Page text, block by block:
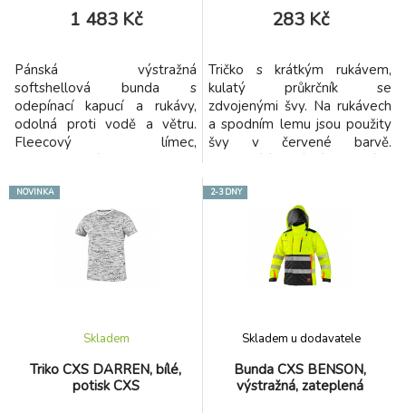
1 483 Kč
Pánská výstražná
softshellová bunda s
odepínací kapucí a rukávy,
odolná proti vodě a větru.
Fleecový límec,
manžety s otvorem na prst,
náprsní a boční kapsy na zip, v
pravé náprsní kapse
odnímatelné pouzdro na ID
kartu, segmentované reflexní
pásky, kontrastní HV červené
dolním okraji, TPU membrána,
odolnost materiálu proti
průniku vody 8000 mm mimo
oblast švů, paropropustnost
283 Kč
Tričko s krátkým rukávem,
kulatý průkrčník se
zdvojenými švy. Na rukávech
a spodním lemu jsou použity
švy v červené barvě.
označeno logem naší
obchodní značky na rukávu a
v bočním švu všitým štítkem.
Látka je celoplošně potištěna
s finální silikonovou úpravou
materiálu, která zajišťuje vyšší
omezuje žmolkovatění.
NOVINKA
Triko CXS DARREN, bílé,
potisk CXS
Skladem
2-3 DNY
Bunda CXS BENSON,
výstražná, zateplená
Skladem u dodavatele